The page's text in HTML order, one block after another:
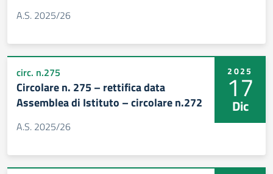
A.S. 2025/26
2025
17
Dic
circ. n.275
Circolare n. 275 – rettifica data
Assemblea di Istituto – circolare n.272
A.S. 2025/26